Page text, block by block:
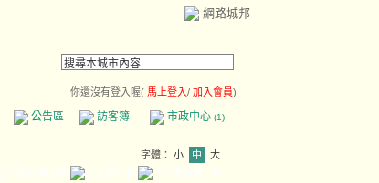
網路城邦
你還沒有登入喔( 馬上登入/ 加入會員)
公告區 訪客簿 市政中心 (1)
字體： 小 中 大